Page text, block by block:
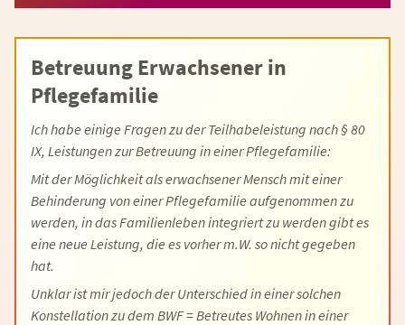
Betreuung Erwachsener in
Pflegefamilie
Ich habe einige Fragen zu der Teilhabeleistung nach § 80
IX, Leistungen zur Betreuung in einer Pflegefamilie:
Mit der Möglichkeit als erwachsener Mensch mit einer
Behinderung von einer Pflegefamilie aufgenommen zu
werden, in das Familienleben integriert zu werden gibt es
eine neue Leistung, die es vorher m.W. so nicht gegeben
hat.
Unklar ist mir jedoch der Unterschied in einer solchen
Konstellation zu dem BWF = Betreutes Wohnen in einer